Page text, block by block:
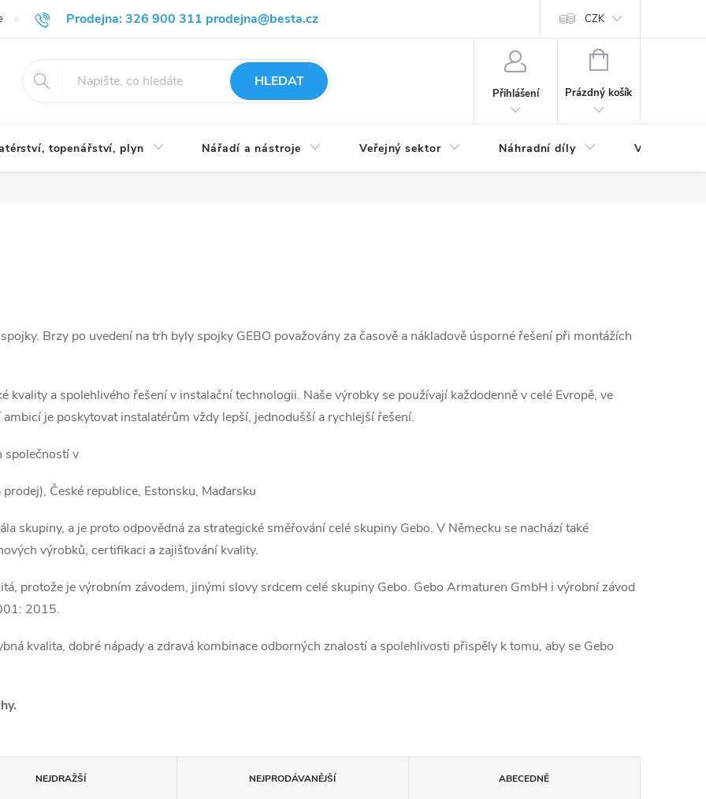
Prodejna: 326 900 311 prodejna@besta.cz
Blog Obchodní podmínky Ochrana osobních údajů CZK
HLEDAT
Přihlášení
NÁKUPNÍ
Prázdný košík
topenářství, plyn Nářadí a nástroje Veřejný sektor Náhradní díly Výprodej a
Brzy po uvedení na trh byly spojky GEBO považovány za časově a nákladově úsporné řešení při montážích
kvality a spolehlivého řešení v instalační technologii. Naše výrobky se používají každodenně v celé Evropě, ve
je poskytovat instalatérům vždy lepší, jednodušší a rychlejší řešení.
společností v
prodej), České republice, Estonsku, Maďarsku
skupiny, a je proto odpovědná za strategické směřování celé skupiny Gebo. V Německu se nachází také
výrobků, certifikaci a zajišťování kvality.
protože je výrobním závodem, jinými slovy srdcem celé skupiny Gebo. Gebo Armaturen GmbH i výrobní závod
2015.
kvalita, dobré nápady a zdravá kombinace odborných znalostí a spolehlivosti přispěly k tomu, aby se Gebo
NEJDRAŽŠÍ NEJPRODÁVANĚJŠÍ ABECEDNĚ